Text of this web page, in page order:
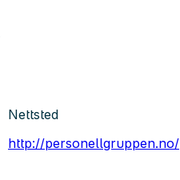
Nettsted
http://personellgruppen.no/